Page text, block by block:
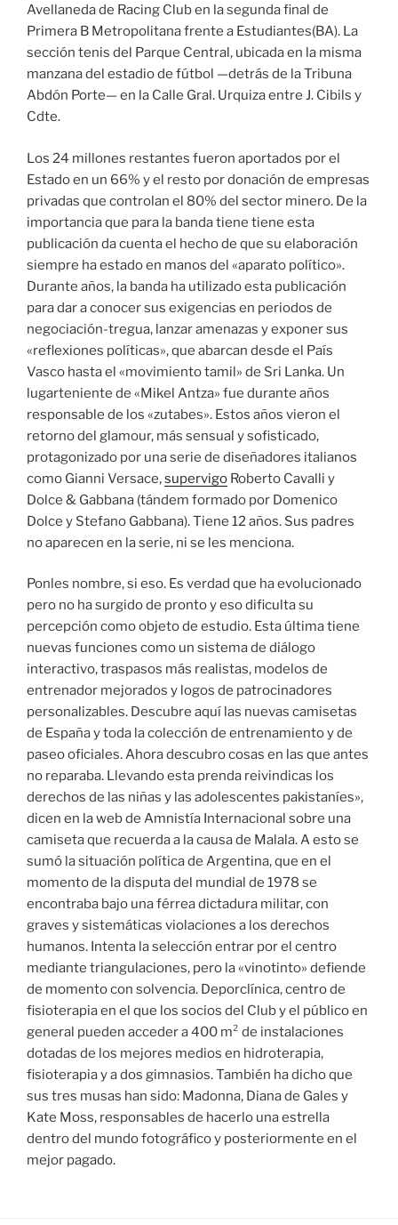
Avellaneda de Racing Club en la segunda final de
Primera B Metropolitana frente a Estudiantes(BA). La
sección tenis del Parque Central, ubicada en la misma
manzana del estadio de fútbol —detrás de la Tribuna
Abdón Porte— en la Calle Gral. Urquiza entre J. Cibils y
Cdte.
Los 24 millones restantes fueron aportados por el
Estado en un 66% y el resto por donación de empresas
privadas que controlan el 80% del sector minero. De la
importancia que para la banda tiene tiene esta
publicación da cuenta el hecho de que su elaboración
siempre ha estado en manos del «aparato político».
Durante años, la banda ha utilizado esta publicación
para dar a conocer sus exigencias en periodos de
negociación-tregua, lanzar amenazas y exponer sus
«reflexiones políticas», que abarcan desde el País
Vasco hasta el «movimiento tamil» de Sri Lanka. Un
lugarteniente de «Mikel Antza» fue durante años
responsable de los «zutabes». Estos años vieron el
retorno del glamour, más sensual y sofisticado,
protagonizado por una serie de diseñadores italianos
como Gianni Versace,supervigo Roberto Cavalli y
Dolce & Gabbana (tándem formado por Domenico
Dolce y Stefano Gabbana). Tiene 12 años. Sus padres
no aparecen en la serie, ni se les menciona.
Ponles nombre, si eso. Es verdad que ha evolucionado
pero no ha surgido de pronto y eso dificulta su
percepción como objeto de estudio. Esta última tiene
nuevas funciones como un sistema de diálogo
interactivo, traspasos más realistas, modelos de
entrenador mejorados y logos de patrocinadores
personalizables. Descubre aquí las nuevas camisetas
de España y toda la colección de entrenamiento y de
paseo oficiales. Ahora descubro cosas en las que antes
no reparaba. Llevando esta prenda reivindicas los
derechos de las niñas y las adolescentes pakistaníes»,
dicen en la web de Amnistía Internacional sobre una
camiseta que recuerda a la causa de Malala. A esto se
sumó la situación política de Argentina, que en el
momento de la disputa del mundial de 1978 se
encontraba bajo una férrea dictadura militar, con
graves y sistemáticas violaciones a los derechos
humanos. Intenta la selección entrar por el centro
mediante triangulaciones, pero la «vinotinto» defiende
de momento con solvencia. Deporclínica, centro de
fisioterapia en el que los socios del Club y el público en
general pueden acceder a 400 m² de instalaciones
dotadas de los mejores medios en hidroterapia,
fisioterapia y a dos gimnasios. También ha dicho que
sus tres musas han sido: Madonna, Diana de Gales y
Kate Moss, responsables de hacerlo una estrella
dentro del mundo fotográfico y posteriormente en el
mejor pagado.